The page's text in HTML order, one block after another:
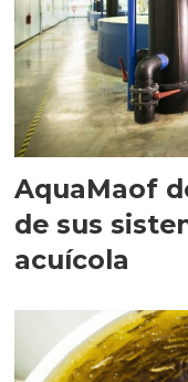
AquaMaof
de sus
acuícola